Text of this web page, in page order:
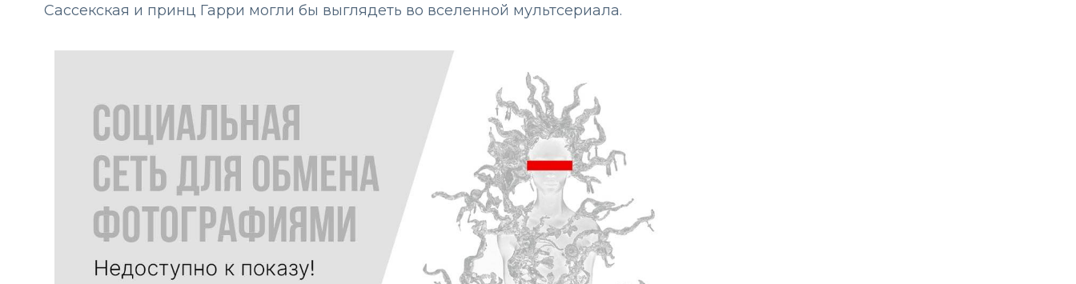
Сассекская и принц Гарри могли бы выглядеть во вселенной мультсериала.